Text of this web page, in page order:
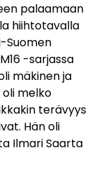
palaamaan
hiihtotavalla
Suomen
-sarjassa
mäkinen ja
oli melko
terävyys
Hän oli
Ilmari Saarta